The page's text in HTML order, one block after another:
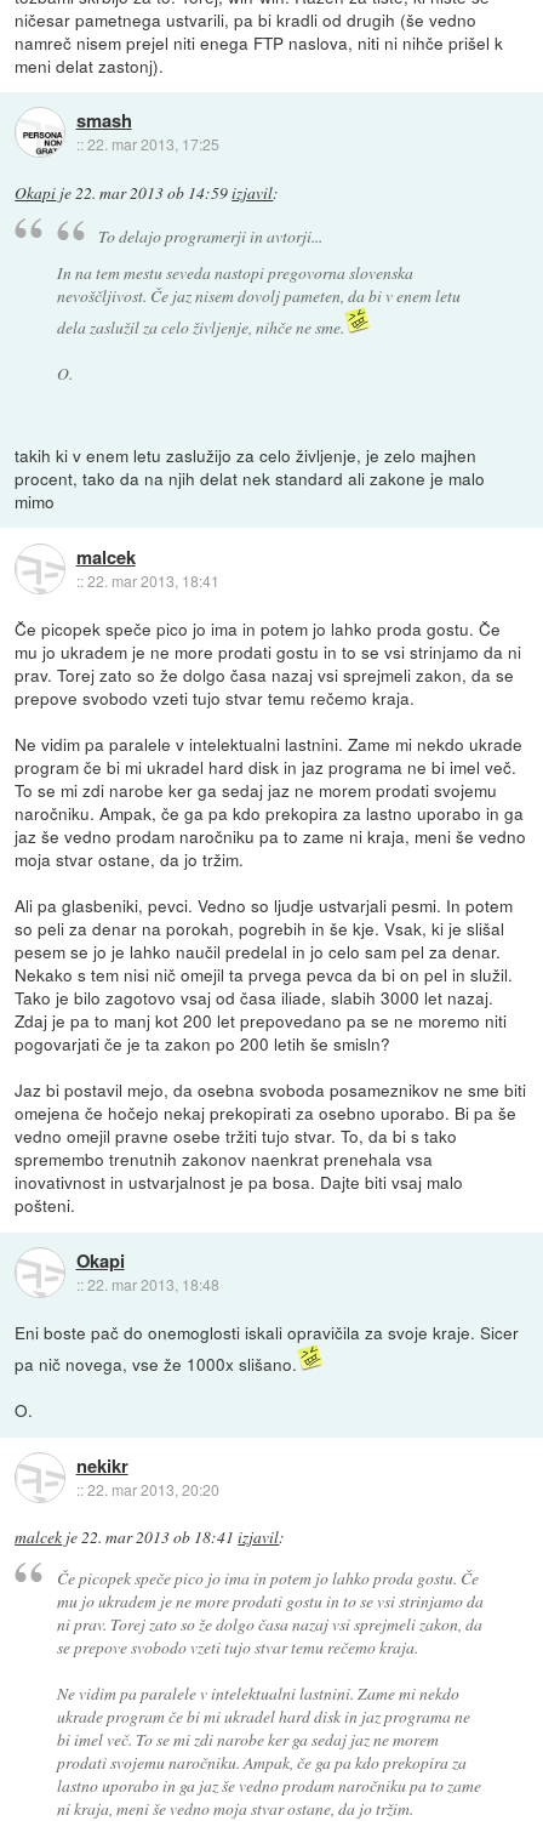
ničesar pametnega ustvarili, pa bi kradli od drugih (še vedno
namreč nisem prejel niti enega FTP naslova, niti ni nihče prišel k
meni delat zastonj).
smash
::22. mar 2013, 17:25
Okapi je22. mar 2013 ob 14:59izjavil:
To delajo programerji in avtorji...
In na tem mestu seveda nastopi pregovorna slovenska
nevoščljivost. Če jaz nisem dovolj pameten, da bi v enem letu
dela zaslužil za celo življenje, nihče ne sme.
O.
takih ki v enem letu zaslužijo za celo življenje, je zelo majhen
procent, tako da na njih delat nek standard ali zakone je malo
mimo
malcek
::22. mar 2013, 18:41
Če picopek speče pico jo ima in potem jo lahko proda gostu. Če
mu jo ukradem je ne more prodati gostu in to se vsi strinjamo da ni
prav. Torej zato so že dolgo časa nazaj vsi sprejmeli zakon, da se
prepove svobodo vzeti tujo stvar temu rečemo kraja.
Ne vidim pa paralele v intelektualni lastnini. Zame mi nekdo ukrade
program če bi mi ukradel hard disk in jaz programa ne bi imel več.
To se mi zdi narobe ker ga sedaj jaz ne morem prodati svojemu
naročniku. Ampak, če ga pa kdo prekopira za lastno uporabo in ga
jaz še vedno prodam naročniku pa to zame ni kraja, meni še vedno
moja stvar ostane, da jo tržim.
Ali pa glasbeniki, pevci. Vedno so ljudje ustvarjali pesmi. In potem
so peli za denar na porokah, pogrebih in še kje. Vsak, ki je slišal
pesem se jo je lahko naučil predelal in jo celo sam pel za denar.
Nekako s tem nisi nič omejil ta prvega pevca da bi on pel in služil.
Tako je bilo zagotovo vsaj od časa iliade, slabih 3000 let nazaj.
Zdaj je pa to manj kot 200 let prepovedano pa se ne moremo niti
pogovarjati če je ta zakon po 200 letih še smisln?
Jaz bi postavil mejo, da osebna svoboda posameznikov ne sme biti
omejena če hočejo nekaj prekopirati za osebno uporabo. Bi pa še
vedno omejil pravne osebe tržiti tujo stvar. To, da bi s tako
spremembo trenutnih zakonov naenkrat prenehala vsa
inovativnost in ustvarjalnost je pa bosa. Dajte biti vsaj malo
pošteni.
Okapi
::22. mar 2013, 18:48
Eni boste pač do onemoglosti iskali opravičila za svoje kraje. Sicer
pa nič novega, vse že 1000x slišano.
O.
nekikr
::22. mar 2013, 20:20
malcek je22. mar 2013 ob 18:41 izjavil:
Če picopek speče pico jo ima in potem jo lahko proda gostu. Če
mu jo ukradem je ne more prodati gostu in to se vsi strinjamo da
ni prav. Torej zato so že dolgo časa nazaj vsi sprejmeli zakon, da
se prepove svobodo vzeti tujo stvar temu rečemo kraja.
Ne vidim pa paralele v intelektualni lastnini. Zame mi nekdo
ukrade program če bi mi ukradel hard disk in jaz programa ne
bi imel več. To se mi zdi narobe ker ga sedaj jaz ne morem
prodati svojemu naročniku. Ampak, če ga pa kdo prekopira za
lastno uporabo in ga jaz še vedno prodam naročniku pa to zame
ni kraja, meni še vedno moja stvar ostane, da jo tržim.